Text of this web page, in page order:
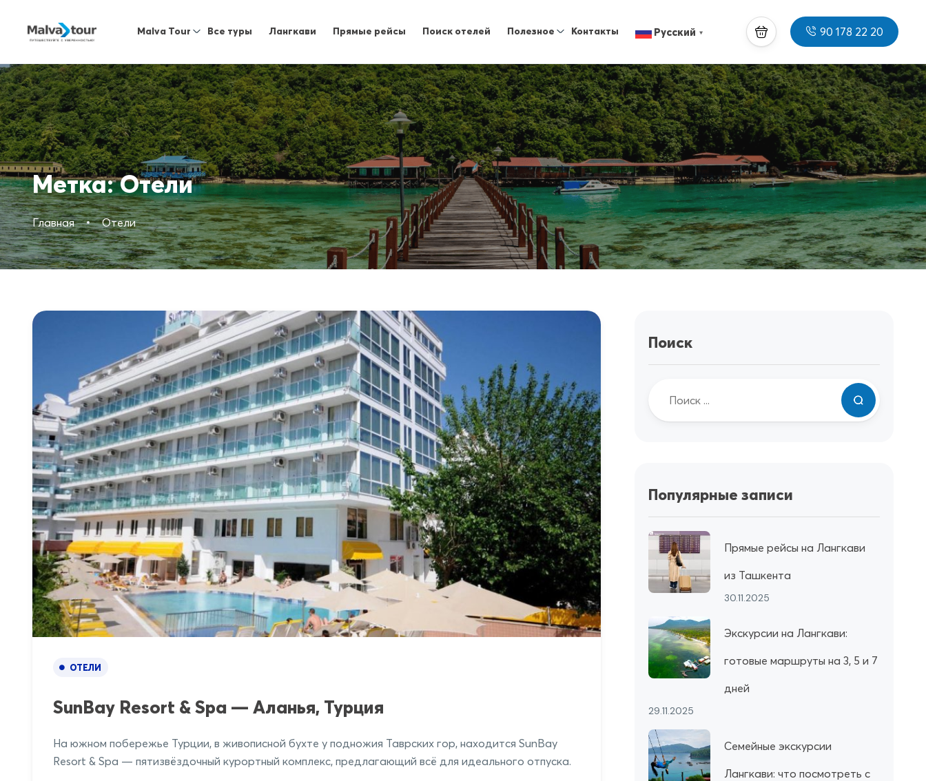
Malva Tour Все туры Лангкави Прямые рейсы Поиск отелей Полезное Контакты Русский ▼ 90 178 22 20
Метка:Отели
Главная Отели
ОТЕЛИ
SunBay Resort & Spa — Аланья, Турция
На южном побережье Турции, в живописной бухте у подножия Таврских гор, находится SunBay
Resort & Spa — пятизвёздочный курортный комплекс, предлагающий всё для идеального отпуска.
Поиск
Популярные записи
Прямые рейсы на Лангкави
из Ташкента
30.11.2025
Экскурсии на Лангкави:
готовые маршруты на 3, 5 и 7
дней
29.11.2025
Семейные экскурсии
Лангкави: что посмотреть с